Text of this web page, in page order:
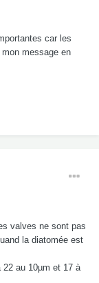
car les
message en
valves ne sont pas
la diatomée est
22 au 10µm et 17 à